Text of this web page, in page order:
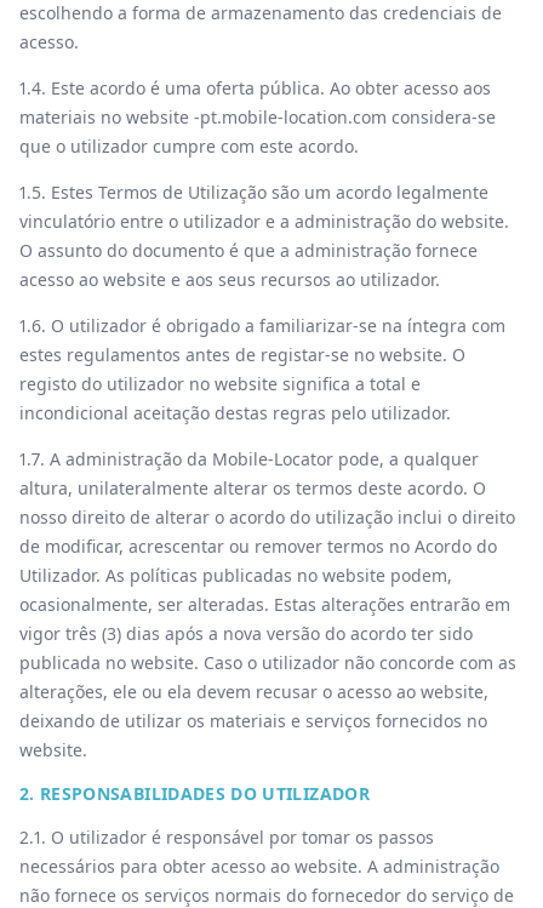
escolhendo a forma de armazenamento das credenciais de
acesso.
1.4. Este acordo é uma oferta pública. Ao obter acesso aos
materiais no website -‌pt.mobile-location.com considera-se
que o utilizador cumpre com este acordo.
1.5. Estes Termos de Utilização são um acordo legalmente
vinculatório entre o utilizador e a administração do website.
O assunto do documento é que a administração fornece
acesso ao website e aos seus recursos ao utilizador.
1.6. O utilizador é obrigado a familiarizar-se na íntegra com
estes regulamentos antes de registar-se no website. O
registo do utilizador no website significa a total e
incondicional aceitação destas regras pelo utilizador.
1.7. A administração da Mobile-Locator pode, a qualquer
altura, unilateralmente alterar os termos deste acordo. O
nosso direito de alterar o acordo do utilização inclui o direito
de modificar, acrescentar ou remover termos no Acordo do
Utilizador. As políticas publicadas no website podem,
ocasionalmente, ser alteradas. Estas alterações entrarão em
vigor três (3) dias após a nova versão do acordo ter sido
publicada no website. Caso o utilizador não concorde com as
alterações, ele ou ela devem recusar o acesso ao website,
deixando de utilizar os materiais e serviços fornecidos no
website.
2. RESPONSABILIDADES DO UTILIZADOR
2.1. O utilizador é responsável por tomar os passos
necessários para obter acesso ao website. A administração
não fornece os serviços normais do fornecedor do serviço de